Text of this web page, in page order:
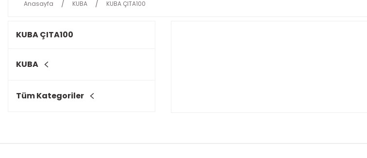
Anasayfa KUBA KUBA ÇITA100
KUBA ÇITA100
KUBA
Tüm Kategoriler